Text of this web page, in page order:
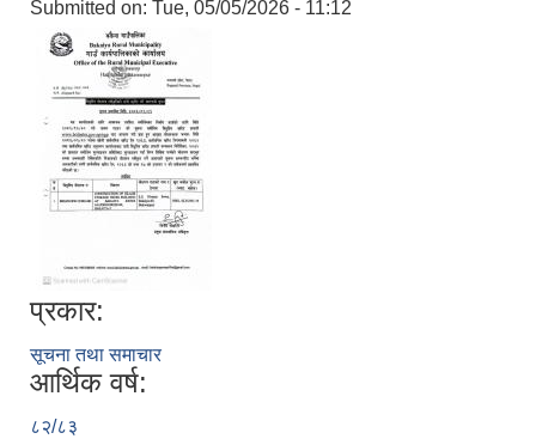
Submitted on: Tue, 05/05/2026 - 11:12
प्रकार:
सूचना तथा समाचार
आर्थिक वर्ष:
८२/८३